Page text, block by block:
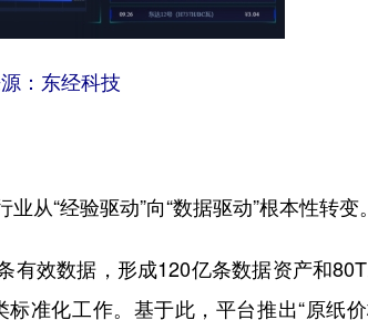
：东经科技
“经验驱动”向“数据驱动”根本性转变。
效数据，形成120亿条数据资产和
准化工作。基于此，平台推出“原纸